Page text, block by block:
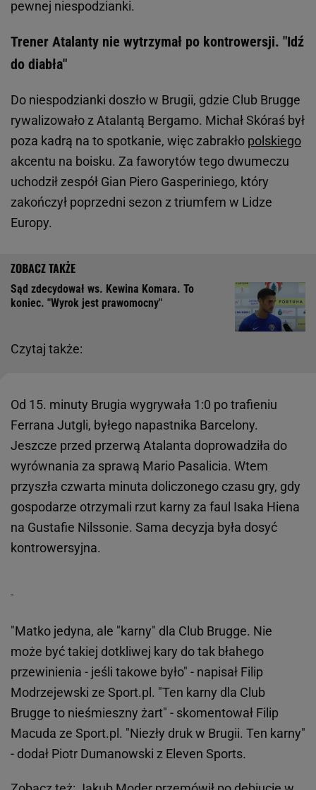
pewnej niespodzianki.
Trener Atalanty nie wytrzymał po kontrowersji. "Idź
do diabła"
Do niespodzianki doszło w Brugii, gdzie Club Brugge
rywalizowało z Atalantą Bergamo. Michał Skóraś był
poza kadrą na to spotkanie, więc zabrakło polskiego
akcentu na boisku. Za faworytów tego dwumeczu
uchodził zespół Gian Piero Gasperiniego, który
zakończył poprzedni sezon z triumfem w Lidze
Europy.
Czytaj także:
Sąd zdecydował ws. Kewina Komara. To
koniec. "Wyrok jest prawomocny"
Od 15. minuty Brugia wygrywała 1:0 po trafieniu
Ferrana Jutgli, byłego napastnika Barcelony.
Jeszcze przed przerwą Atalanta doprowadziła do
wyrównania za sprawą Mario Pasalicia. Wtem
przyszła czwarta minuta doliczonego czasu gry, gdy
gospodarze otrzymali rzut karny za faul Isaka Hiena
na Gustafie Nilssonie. Sama decyzja była dosyć
kontrowersyjna.
"Matko jedyna, ale "karny" dla Club Brugge. Nie
może być takiej dotkliwej kary do tak błahego
przewinienia - jeśli takowe było" - napisał Filip
Modrzejewski ze Sport.pl. "Ten karny dla Club
Brugge to nieśmieszny żart" - skomentował Filip
Macuda ze Sport.pl. "Niezły druk w Brugii. Ten karny"
- dodał Piotr Dumanowski z Eleven Sports.